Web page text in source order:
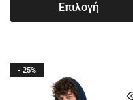
Επιλογή
- 25%